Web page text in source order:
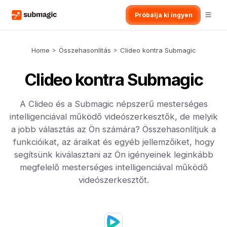
Próbálja ki ingyen
Home > Összehasonlítás > Clideo kontra Submagic
Clideo kontra Submagic
A Clideo és a Submagic népszerű mesterséges
intelligenciával működő videószerkesztők, de melyik
a jobb választás az Ön számára? Összehasonlítjuk a
funkcióikat, az áraikat és egyéb jellemzőiket, hogy
segítsünk kiválasztani az Ön igényeinek leginkább
megfelelő mesterséges intelligenciával működő
videószerkesztőt.